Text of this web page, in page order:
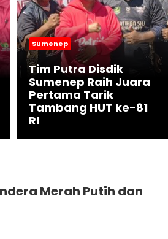
Sumenep
Tim Putra Disdik
Sumenep Raih Juara
Pertama Tarik
Tambang HUT ke-81
RI
Merah Putih dan